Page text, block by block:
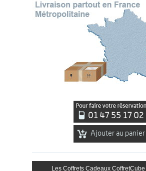
Ajouter au panier
Les Coffrets Cadeaux